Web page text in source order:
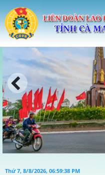
Thứ 7, 8/8/2026, 06:59:39 PM